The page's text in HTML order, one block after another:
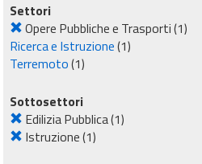
Settori
Opere Pubbliche e Trasporti(1)
Ricerca e Istruzione(1)
Terremoto(1)
Sottosettori
Edilizia Pubblica(1)
Istruzione(1)